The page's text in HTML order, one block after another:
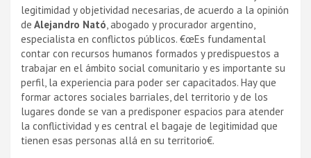
legitimidad y objetividad necesarias, de acuerdo a la opinión
de Alejandro Nató, abogado y procurador argentino,
especialista en conflictos públicos. €œEs fundamental
contar con recursos humanos formados y predispuestos a
trabajar en el ámbito social comunitario y es importante su
perfil, la experiencia para poder ser capacitados. Hay que
formar actores sociales barriales, del territorio y de los
lugares donde se van a predisponer espacios para atender
la conflictividad y es central el bagaje de legitimidad que
tienen esas personas allá en su territorio€.